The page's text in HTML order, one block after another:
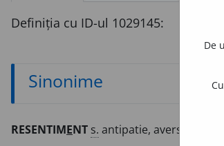
Definiția cu ID-ul 1029145:
Sinonime
RESENTIMENT s. antipatie, aversiune,
De